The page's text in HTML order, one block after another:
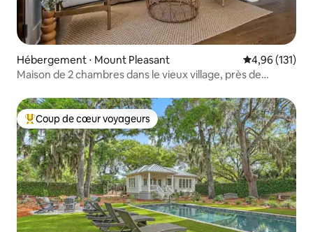
Hébergement ⋅ Mount Pleasant Évaluation
4,96 (131)
Maison de 2 chambres dans le vieux village, près de
Coups de cœur voyageurs les plus appréciés
Coup de cœur voyageurs